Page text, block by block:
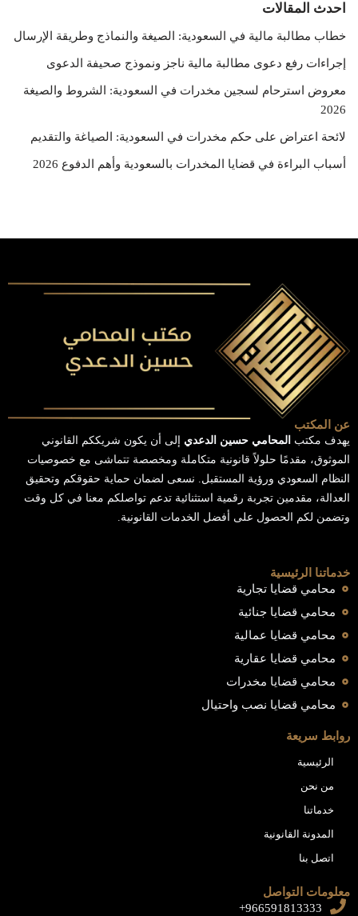
احدث المقالات
خطاب مطالبة مالية في السعودية: الصيغة والنماذج وطريقة الإرسال
إجراءات رفع دعوى مطالبة مالية ناجز ونموذج صحيفة الدعوى
معروض استرحام لسجين مخدرات في السعودية: الشروط والصيغة
2026
لائحة اعتراض على حكم مخدرات في السعودية: الصياغة والتقديم
أسباب البراءة في قضايا المخدرات بالسعودية وأهم الدفوع 2026
عن المكتب
يهدف مكتب المحامي حسين الدعدي إلى أن يكون شريككم القانوني
الموثوق، مقدمًا حلولاً قانونية متكاملة ومخصصة تتماشى مع خصوصيات
النظام السعودي ورؤية المستقبل. نسعى لضمان حماية حقوقكم وتحقيق
العدالة، مقدمين تجربة رقمية استثنائية تدعم تواصلكم معنا في كل وقت
وتضمن لكم الحصول على أفضل الخدمات القانونية.
خدماتنا الرئيسية
محامي قضايا تجارية
محامي قضايا جنائية
محامي قضايا عمالية
محامي قضايا عقارية
محامي قضايا مخدرات
محامي قضايا نصب واحتيال
روابط سريعة
الرئيسية
من نحن
خدماتنا
المدونة القانونية
اتصل بنا
معلومات التواصل
966591813333+